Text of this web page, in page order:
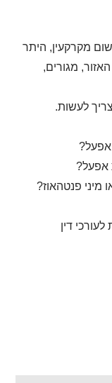
מקרקעין, היתר
מגורים,
לעשות.
אפעל?
אפעל?
פנטהאוז?
דין